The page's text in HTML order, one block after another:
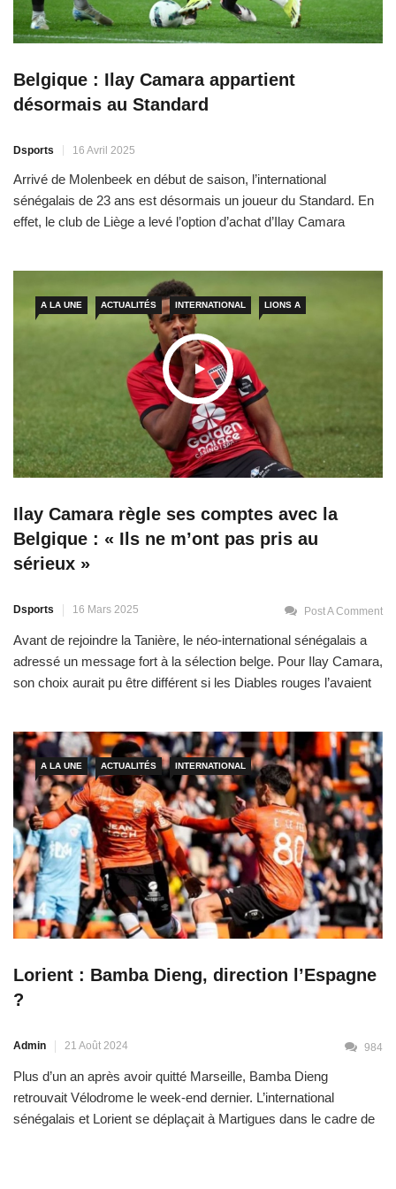
Belgique : Ilay Camara appartient
désormais au Standard
Dsports 16 Avril 2025
Arrivé de Molenbeek en début de saison, l’international
sénégalais de 23 ans est désormais un joueur du Standard. En
effet, le club de Liège a levé l’option d’achat d’Ilay Camara
A LA UNE ACTUALITÉS INTERNATIONAL LIONS A
Ilay Camara règle ses comptes avec la
Belgique : « Ils ne m’ont pas pris au
sérieux »
Dsports 16 Mars 2025 Post A Comment
Avant de rejoindre la Tanière, le néo-international sénégalais a
adressé un message fort à la sélection belge. Pour Ilay Camara,
son choix aurait pu être différent si les Diables rouges l’avaient
de […]
A LA UNE ACTUALITÉS INTERNATIONAL
Lorient : Bamba Dieng, direction l’Espagne
?
Admin 21 Août 2024 984
Plus d’un an après avoir quitté Marseille, Bamba Dieng
retrouvait Vélodrome le week-end dernier. L’international
sénégalais et Lorient se déplaçait à Martigues dans le cadre de